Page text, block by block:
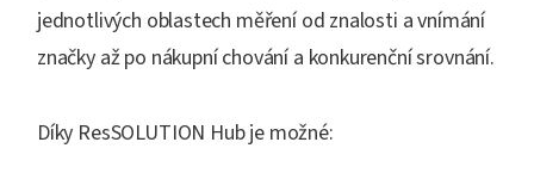
jednotlivých oblastech měření od znalosti a vnímání
značky až po nákupní chování a konkurenční srovnání.
Díky ResSOLUTION Hub je možné: